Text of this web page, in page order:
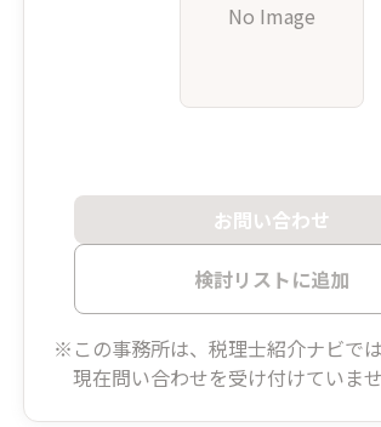
No Image
お問い合わせ
検討リストに追加
※この事務所は、税理士紹介ナビでは
現在問い合わせを受け付けていませ